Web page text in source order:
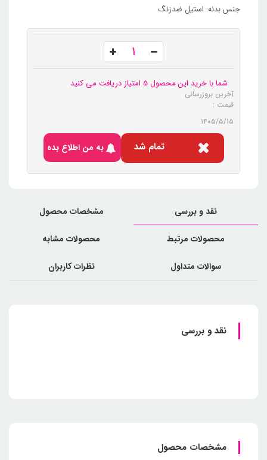
جنس بدنه: استیل ضدزنگ
شما با خرید این محصول 5 امتیاز دریافت می کنید
آخرین بروزرسانی
قیمت :
۱۴۰۵/۵/۱۵
تمام شد به من اطلاع بده
نقد و بررسی مشخصات محصول
محصولات مرتبط محصولات مشابه
سوالات متداول نظرات کاربران
نقد و بررسی
مشخصات محصول